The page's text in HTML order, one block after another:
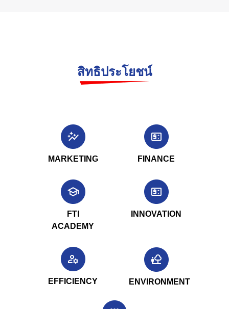
สิทธิประโยชน์
MARKETING FINANCE
FTI
ACADEMY
INNOVATION
EFFICIENCY ENVIRONMENT